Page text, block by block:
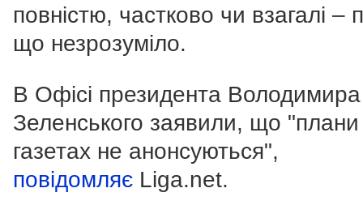
повністю, частково чи взагалі –
що незрозуміло.
В Офісі президента Володимира
Зеленського заявили, що "плани
газетах не анонсуються",
повідомляє Liga.net.